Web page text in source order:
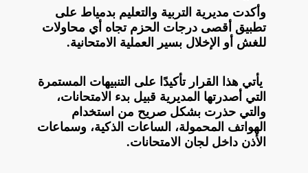
وأكدت مديرية التربية والتعليم بدمياط على
تطبيق أقصى درجات الحزم تجاه أي محاولات
للغش أو الإخلال بسير العملية الامتحانية.
يأتي هذا القرار تأكيدًا على التنبيهات المستمرة
التي أصدرتها المديرية قبيل بدء الامتحانات،
والتي حذرت بشكل صريح من استخدام
الهواتف المحمولة، الساعات الذكية، وسماعات
الأذن داخل لجان الامتحانات.